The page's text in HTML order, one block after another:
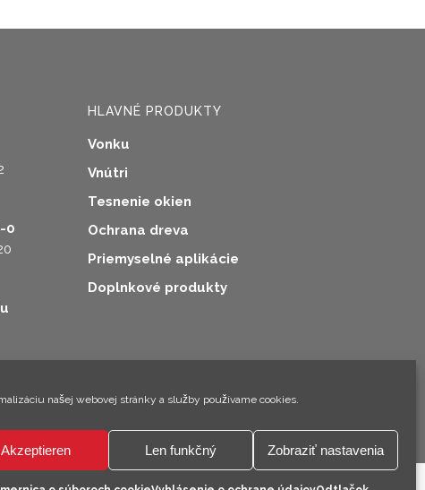
našej webovej stránky a služby používame cookies.
Akzeptieren Len funkčný Zobraziť nastavenia
0
HLAVNÉ PRODUKTY
Vonku
Vnútri
Tesnenie okien
Ochrana dreva
Priemyselné aplikácie
Doplnkové produkty
Ahoj! Som Climo!